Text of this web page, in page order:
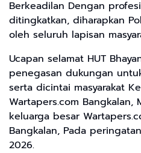
Berkeadilan Dengan
ditingkatkan, diharapkan
oleh seluruh lapisan
Ucapan selamat HUT
penegasan dukungan
serta dicintai masyarakat
Wartapers.com Bangkalan,
keluarga besar
Bangkalan, Pada
2026.